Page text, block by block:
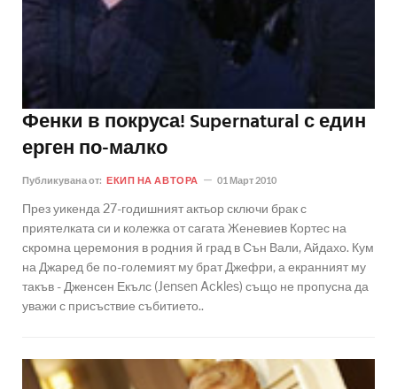
Фенки в покруса! Supernatural с един
ерген по-малко
Публикувана от: ЕКИП НА АВТОРА 01 Март 2010
През уикенда 27-годишният актьор сключи брак с
приятелката си и колежка от сагата Женевиев Кортес на
скромна церемония в родния й град в Сън Вали, Айдахо. Кум
на Джаред бе по-големият му брат Джефри, а екранният му
такъв - Дженсен Екълс (Jensen Ackles) също не пропусна да
уважи с присъствие събитието..